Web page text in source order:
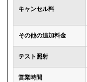
キャンセル料
その他の追加料金
テスト照射
営業時間